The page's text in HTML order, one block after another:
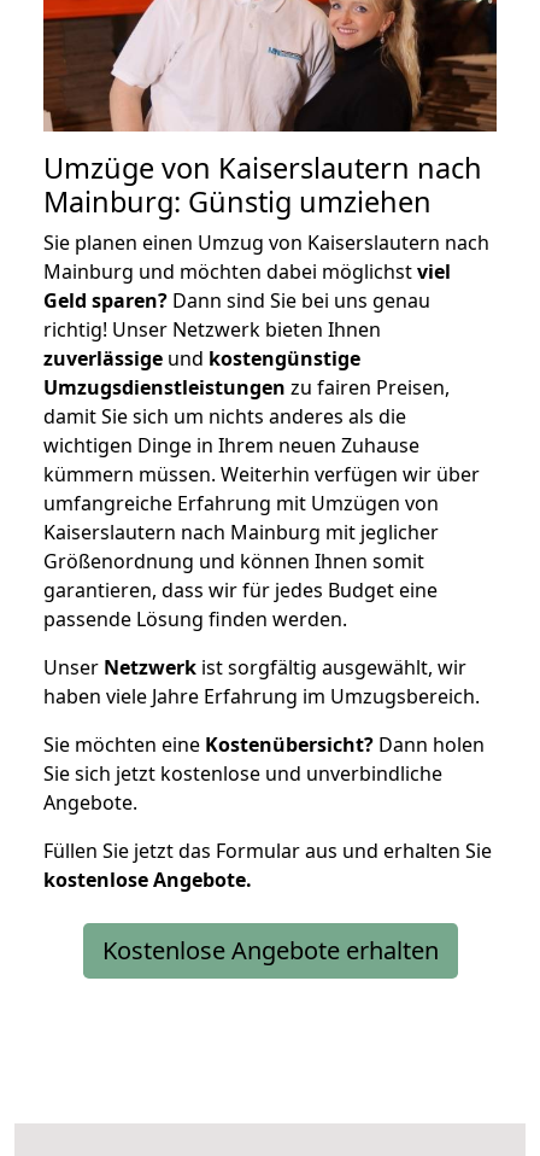
Umzüge von Kaiserslautern nach
Mainburg: Günstig umziehen
Sie planen einen Umzug von Kaiserslautern nach
Mainburg und möchten dabei möglichstviel
Geld sparen? Dann sind Sie bei uns genau
richtig! Unser Netzwerk bieten Ihnen
zuverlässige und kostengünstige
Umzugsdienstleistungen zu fairen Preisen,
damit Sie sich um nichts anderes als die
wichtigen Dinge in Ihrem neuen Zuhause
kümmern müssen. Weiterhin verfügen wir über
umfangreiche Erfahrung mit Umzügen von
Kaiserslautern nach Mainburg mit jeglicher
Größenordnung und können Ihnen somit
garantieren, dass wir für jedes Budget eine
passende Lösung finden werden.
Unser Netzwerk ist sorgfältig ausgewählt, wir
haben viele Jahre Erfahrung im Umzugsbereich.
Sie möchten eine Kostenübersicht? Dann holen
Sie sich jetzt kostenlose und unverbindliche
Angebote.
Füllen Sie jetzt das Formular aus und erhalten Sie
kostenloseAngebote.
Kostenlose Angebote erhalten